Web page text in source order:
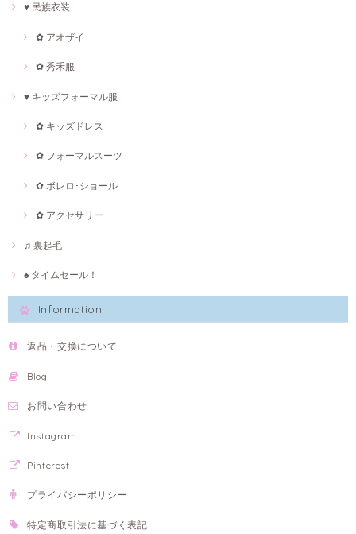
♥ 民族衣装
✿ アオザイ
✿ 秀禾服
♥ キッズフォーマル服
✿ キッズドレス
✿ フォーマルスーツ
✿ ボレロ･ショール
✿ アクセサリー
♫ 裏起毛
♠ タイムセール！
Information
返品・交換について
Blog
お問い合わせ
Instagram
Pinterest
プライバシーポリシー
特定商取引法に基づく表記